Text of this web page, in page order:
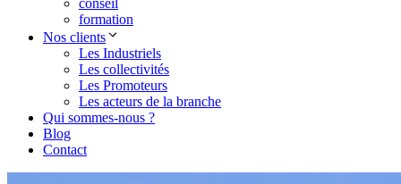
conseil
formation
Nos clients
Les Industriels
Les collectivités
Les Promoteurs
Les acteurs de la branche
Qui sommes-nous ?
Blog
Contact